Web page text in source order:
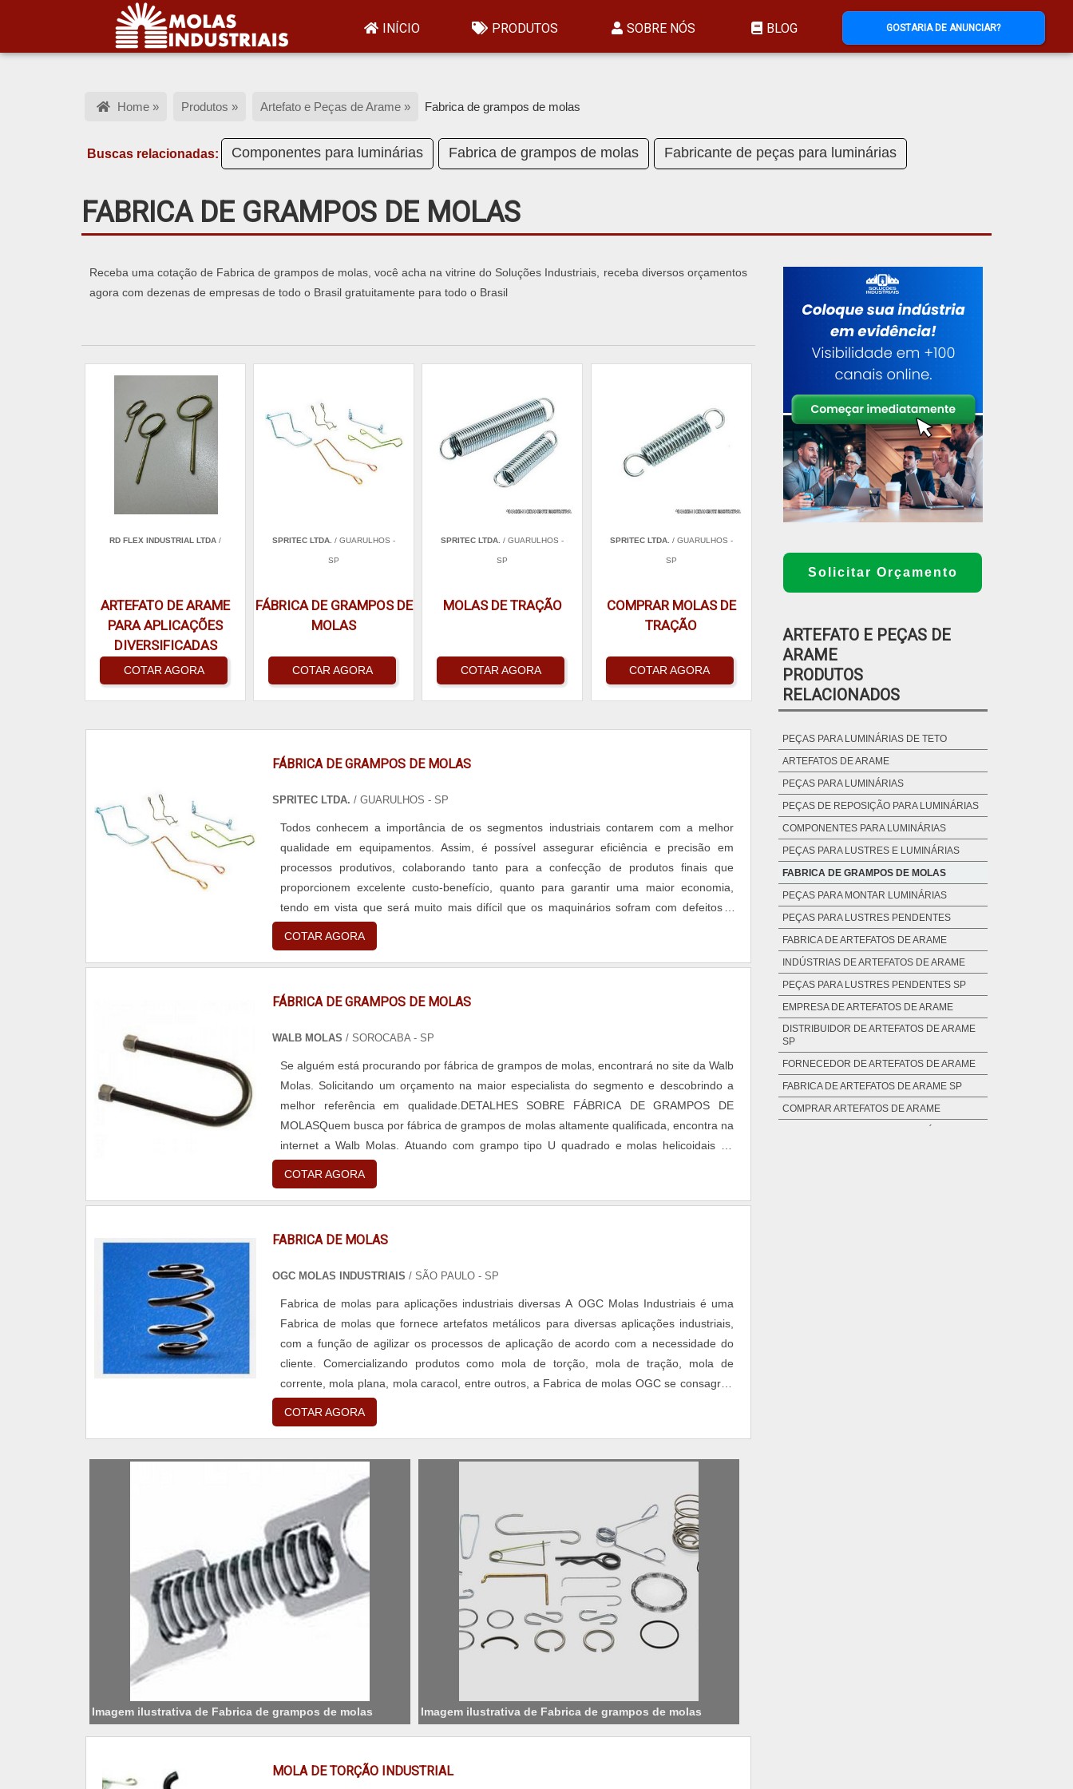
INÍCIO PRODUTOS SOBRE NÓS BLOG GOSTARIA DE ANUNCIAR?
Home » Produtos » Artefato e Peças de Arame » Fabrica de grampos de molas
Buscas relacionadas: Componentes para luminárias Fabrica de grampos de molas Fabricante de peças para luminárias
FABRICA DE GRAMPOS DE MOLAS
Receba uma cotação de Fabrica de grampos de molas, você acha na vitrine do Soluções Industriais, receba diversos orçamentos
agora com dezenas de empresas de todo o Brasil gratuitamente para todo o Brasil
RD FLEX INDUSTRIAL LTDA /
ARTEFATO DE ARAME
PARA APLICAÇÕES
DIVERSIFICADAS
COTAR AGORA
SPRITEC LTDA. / GUARULHOS -
SP
FÁBRICA DE GRAMPOS DE
MOLAS
COTAR AGORA
SPRITEC LTDA. / GUARULHOS -
SP
MOLAS DE TRAÇÃO
COTAR AGORA
SPRITEC LTDA. / GUARULHOS -
SP
COMPRAR MOLAS DE
TRAÇÃO
COTAR AGORA
FÁBRICA DE GRAMPOS DE MOLAS
SPRITEC LTDA. / GUARULHOS - SP
Todos conhecem a importância de os segmentos industriais contarem com a melhor
qualidade em equipamentos. Assim, é possível assegurar eficiência e precisão em
processos produtivos, colaborando tanto para a confecção de produtos finais que
proporcionem excelente custo-benefício, quanto para garantir uma maior economia,
tendo em vista que será muito mais difícil que os maquinários sofram com defeitos e
falhas que afetem sua produtividade....
COTAR AGORA
FÁBRICA DE GRAMPOS DE MOLAS
WALB MOLAS / SOROCABA - SP
Se alguém está procurando por fábrica de grampos de molas, encontrará no site da Walb
Molas. Solicitando um orçamento na maior especialista do segmento e descobrindo a
melhor referência em qualidade.DETALHES SOBRE FÁBRICA DE GRAMPOS DE
MOLASQuem busca por fábrica de grampos de molas altamente qualificada, encontra na
internet a Walb Molas. Atuando com grampo tipo U quadrado e molas helicoidais de
torção, oferecendo o que há de melhor em...
COTAR AGORA
FABRICA DE MOLAS
OGC MOLAS INDUSTRIAIS / SÃO PAULO - SP
Fabrica de molas para aplicações industriais diversas A OGC Molas Industriais é uma
Fabrica de molas que fornece artefatos metálicos para diversas aplicações industriais,
com a função de agilizar os processos de aplicação de acordo com a necessidade do
cliente. Comercializando produtos como mola de torção, mola de tração, mola de
corrente, mola plana, mola caracol, entre outros, a Fabrica de molas OGC se consagrou
no mercado como distri...
COTAR AGORA
Imagem ilustrativa de Fabrica de grampos de molas Imagem ilustrativa de Fabrica de grampos de molas
MOLA DE TORÇÃO INDUSTRIAL
Solicitar Orçamento
ARTEFATO E PEÇAS DE
ARAME
PRODUTOS
RELACIONADOS
PEÇAS PARA LUMINÁRIAS DE TETO
ARTEFATOS DE ARAME
PEÇAS PARA LUMINÁRIAS
PEÇAS DE REPOSIÇÃO PARA LUMINÁRIAS
COMPONENTES PARA LUMINÁRIAS
PEÇAS PARA LUSTRES E LUMINÁRIAS
FABRICA DE GRAMPOS DE MOLAS
PEÇAS PARA MONTAR LUMINÁRIAS
PEÇAS PARA LUSTRES PENDENTES
FABRICA DE ARTEFATOS DE ARAME
INDÚSTRIAS DE ARTEFATOS DE ARAME
PEÇAS PARA LUSTRES PENDENTES SP
EMPRESA DE ARTEFATOS DE ARAME
DISTRIBUIDOR DE ARTEFATOS DE ARAME
SP
FORNECEDOR DE ARTEFATOS DE ARAME
FABRICA DE ARTEFATOS DE ARAME SP
COMPRAR ARTEFATOS DE ARAME